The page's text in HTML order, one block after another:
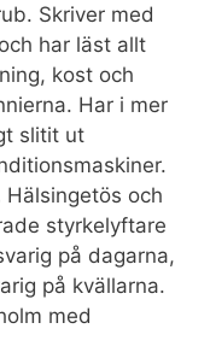
Skriver med
har läst allt
kost och
Har i mer
slitit ut
Hälsingetös och
styrkelyftare
på dagarna,
på kvällarna.
med